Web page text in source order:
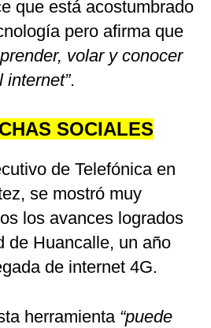
que está acostumbrado
pero afirma que
volar y conocer
internet”.
SOCIALES
de Telefónica en
se mostró muy
los avances logrados
de Huancalle, un año
de internet 4G.
herramienta “puede